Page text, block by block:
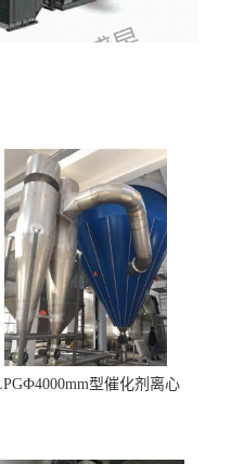
型催化剂离心